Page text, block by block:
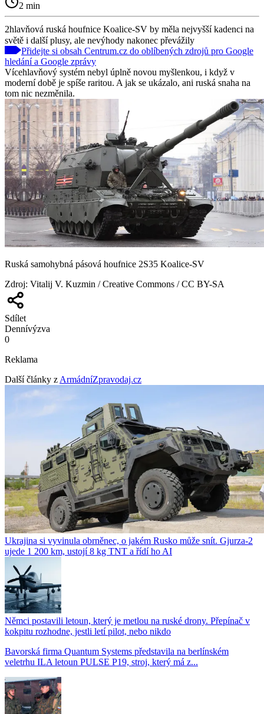
2 min
2hlavňová ruská houfnice Koalice-SV by měla nejvyšší kadenci na
světě i další plusy, ale nevýhody nakonec převážily
Přidejte si obsah Centrum.cz do oblíbených zdrojů pro Google
hledání a Google zprávy
Vícehlavňový systém nebyl úplně novou myšlenkou, i když v
moderní době je spíše raritou. A jak se ukázalo, ani ruská snaha na
tom nic nezměnila.
Ruská samohybná pásová houfnice 2S35 Koalice-SV
Zdroj: Vitalij V. Kuzmin / Creative Commons / CC BY-SA
Sdílet
Dennívýzva
0
Reklama
Další články z ArmádníZpravodaj.cz
Ukrajina si vyvinula obrněnec, o jakém Rusko může snít. Gjurza-2
ujede 1 200 km, ustojí 8 kg TNT a řídí ho AI
Němci postavili letoun, který je metlou na ruské drony. Přepínač v
kokpitu rozhodne, jestli letí pilot, nebo nikdo
Bavorská firma Quantum Systems představila na berlínském
veletrhu ILA letoun PULSE P19, stroj, který má z...